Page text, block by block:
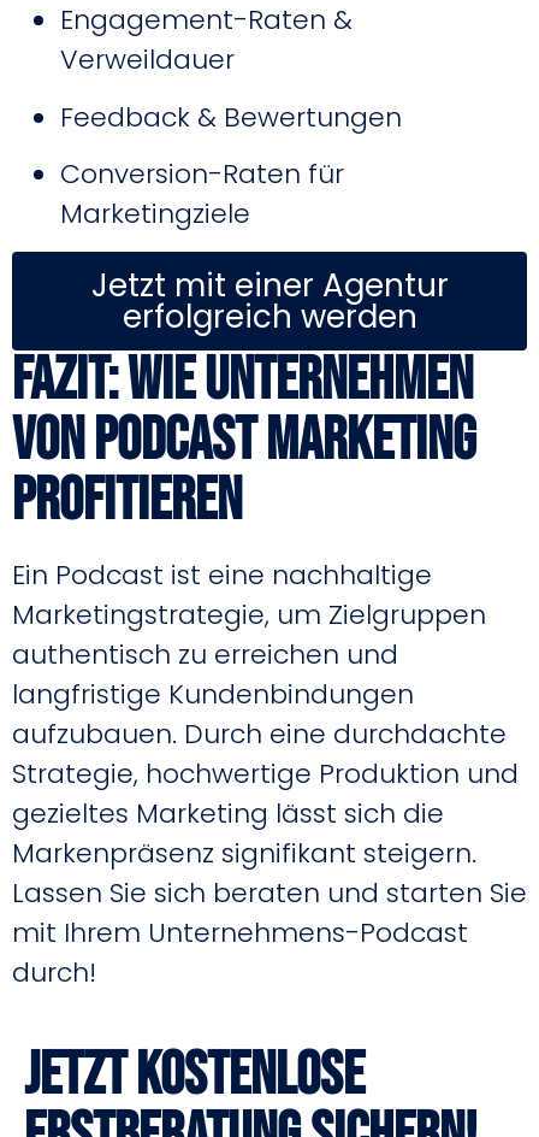
Engagement-Raten &
Verweildauer
Feedback & Bewertungen
Conversion-Raten für
Marketingziele
Jetzt mit einer Agentur
erfolgreich werden
Fazit: Wie Unternehmen
von Podcast Marketing
profitieren
Ein Podcast ist eine nachhaltige
Marketingstrategie, um Zielgruppen
authentisch zu erreichen und
langfristige Kundenbindungen
aufzubauen. Durch eine durchdachte
Strategie, hochwertige Produktion und
gezieltes Marketing lässt sich die
Markenpräsenz signifikant steigern.
Lassen Sie sich beraten und starten Sie
mit Ihrem Unternehmens-Podcast
durch!
Jetzt kostenlose